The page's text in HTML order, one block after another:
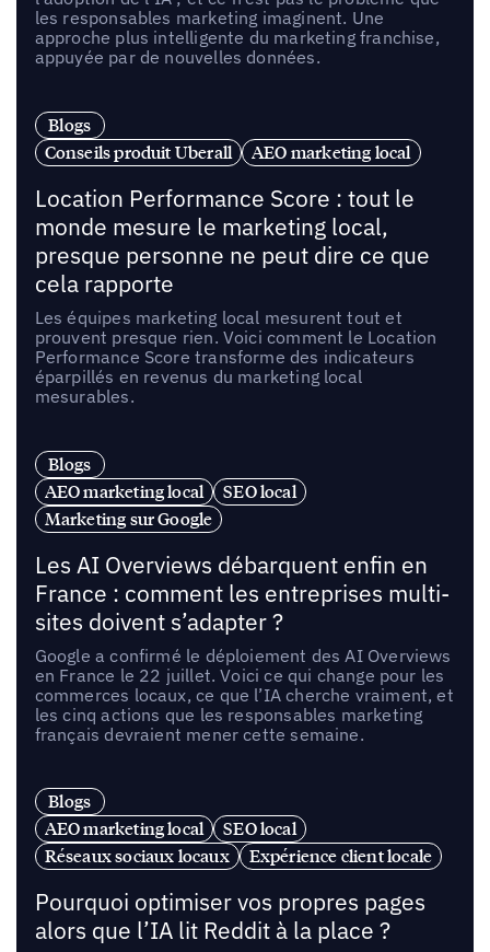
les responsables marketing imaginent. Une
approche plus intelligente du marketing franchise,
appuyée par de nouvelles données.
Blogs
Conseils produit Uberall
AEO marketing local
Location Performance Score : tout le
monde mesure le marketing local,
presque personne ne peut dire ce que
cela rapporte
Les équipes marketing local mesurent tout et
prouvent presque rien. Voici comment le Location
Performance Score transforme des indicateurs
éparpillés en revenus du marketing local
mesurables.
Blogs
AEO marketing local
SEO local
Marketing sur Google
Les AI Overviews débarquent enfin en
France : comment les entreprises multi-
sites doivent s’adapter ?
Google a confirmé le déploiement des AI Overviews
en France le 22 juillet. Voici ce qui change pour les
commerces locaux, ce que l’IA cherche vraiment, et
les cinq actions que les responsables marketing
français devraient mener cette semaine.
Blogs
AEO marketing local
SEO local
Réseaux sociaux locaux
Expérience client locale
Pourquoi optimiser vos propres pages
alors que l’IA lit Reddit à la place ?